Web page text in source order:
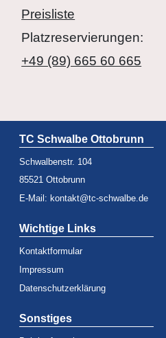
Preisliste
Platzreservierungen:
+49 (89) 665 60 665
TC Schwalbe Ottobrunn
Schwalbenstr. 104
85521 Ottobrunn
E-Mail: kontakt@tc-schwalbe.de
Wichtige Links
Kontaktformular
Impressum
Datenschutzerklärung
Sonstiges